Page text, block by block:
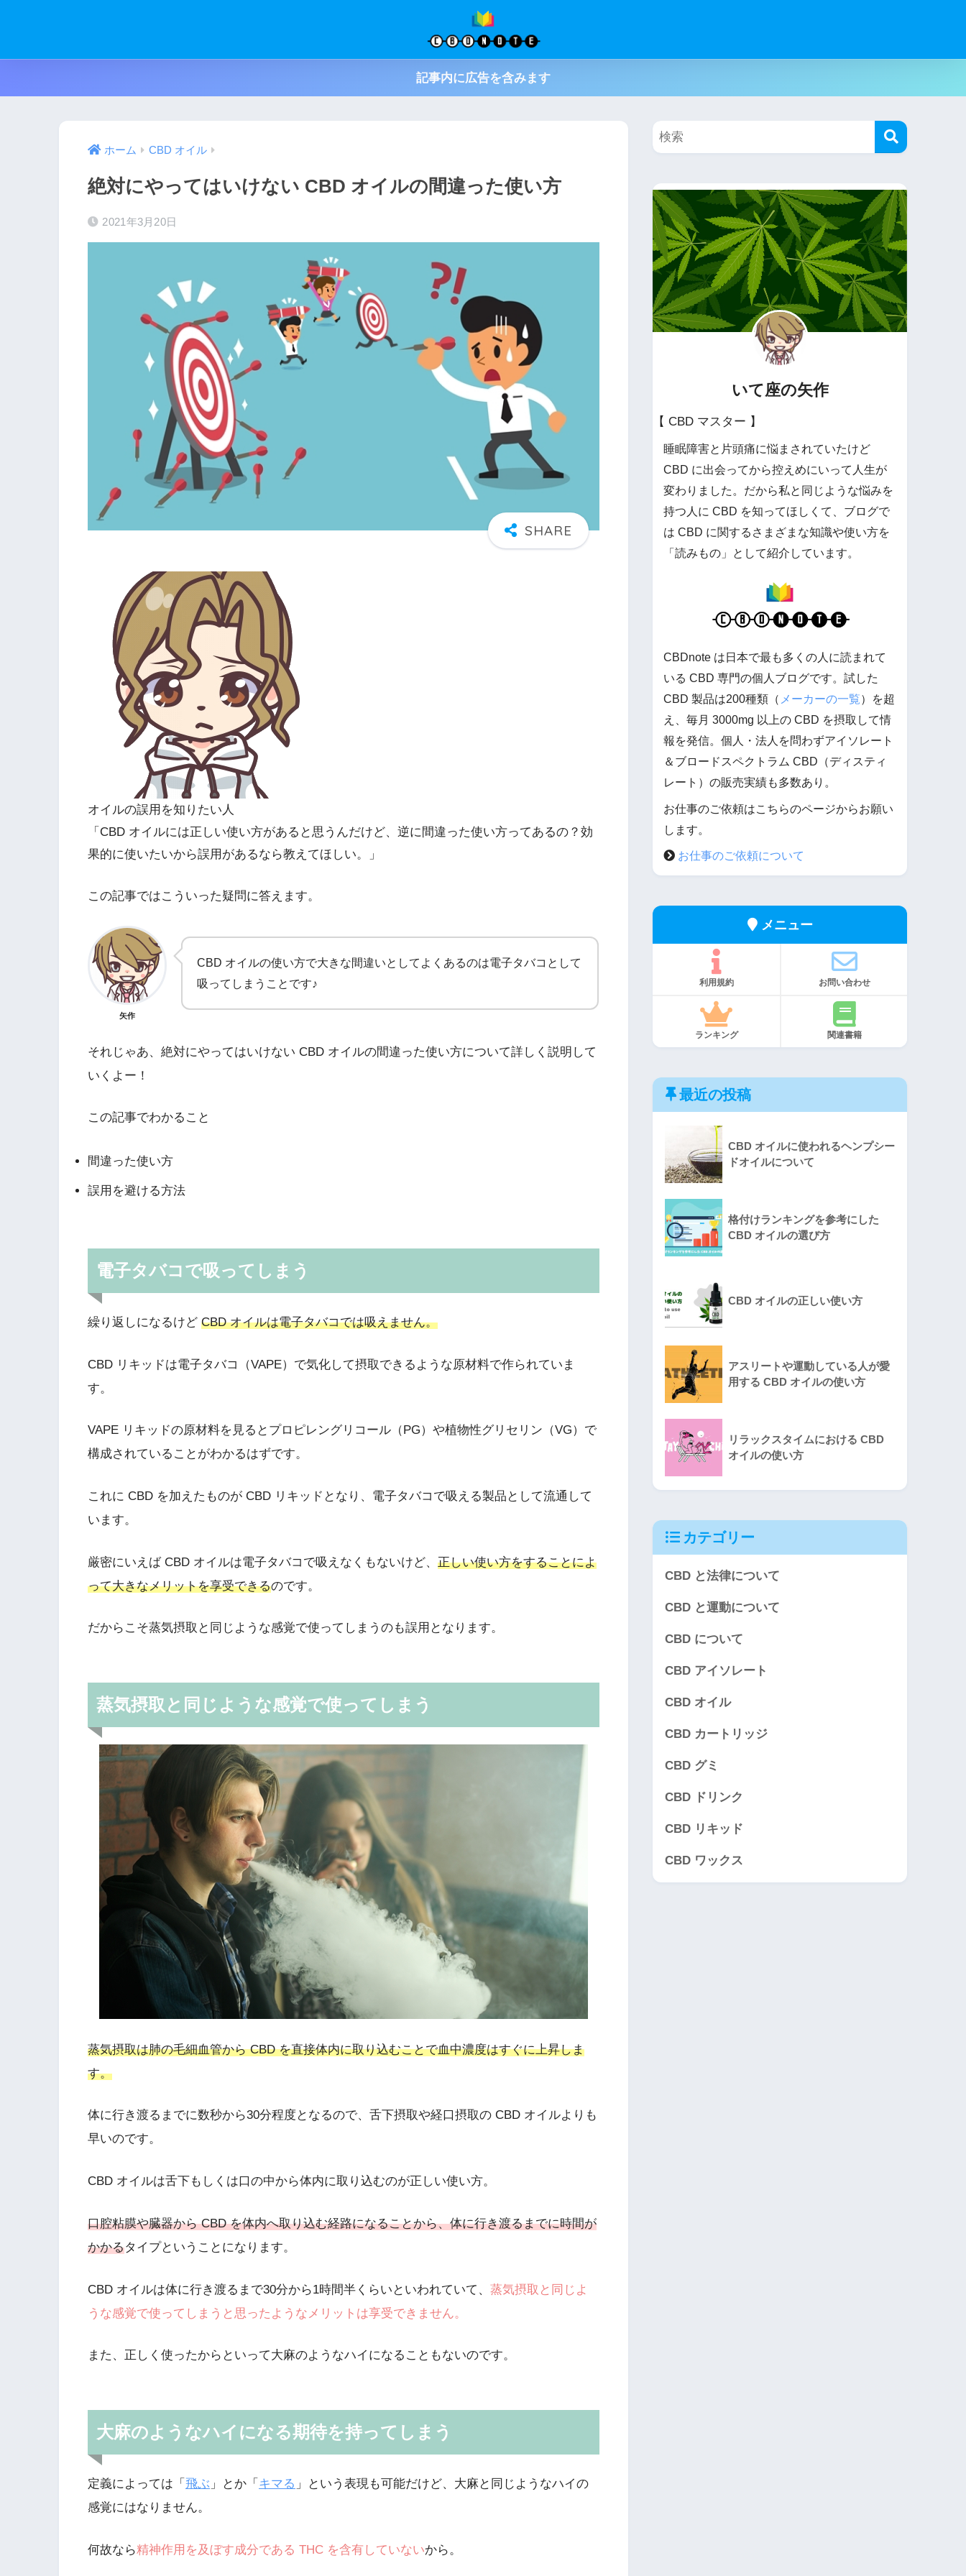
記事内に広告を含みます
ホーム CBD オイル
絶対にやってはいけない CBD オイルの間違った使い方
2021年3月20日
オイルの誤用を知りたい人
「CBD オイルには正しい使い方があると思うんだけど、逆に間違った使い方ってあるの？効
果的に使いたいから誤用があるなら教えてほしい。」
この記事ではこういった疑問に答えます。
矢作
CBD オイルの使い方で大きな間違いとしてよくあるのは電子タバコとして
吸ってしまうことです♪
それじゃあ、絶対にやってはいけない CBD オイルの間違った使い方について詳しく説明して
いくよー！
この記事でわかること
間違った使い方
誤用を避ける方法
電子タバコで吸ってしまう
繰り返しになるけど CBD オイルは電子タバコでは吸えません。
CBD リキッドは電子タバコ（VAPE）で気化して摂取できるような原材料で作られていま
す。
VAPE リキッドの原材料を見ると プロピレングリコール（PG） や植物性グリセリン（VG） で
構成されていることがわかるはずです。
これに CBD を加えたものが CBD リキッドとなり、電子タバコで吸える製品として流通して
います。
厳密にいえば CBD オイルは電子タバコで吸えなくもないけど、 正しい使い方をすることによ
って大きなメリットを享受できるのです。
だからこそ蒸気摂取と同じような感覚で使ってしまうのも誤用となります。
蒸気摂取と同じような感覚で使ってしまう
蒸気摂取は肺の毛細血管から CBD を直接体内に取り込むことで血中濃度はすぐに上昇しま
す。
体に行き渡るまでに数秒から30分程度 となるので、舌下摂取や経口摂取の CBD オイルよりも
早いのです。
CBD オイルは舌下もしくは口の中から体内に取り込むのが正しい使い方。
口腔粘膜や臓器から CBD を体内へ取り込む経路になることから、体に行き渡るまでに時間が
かかるタイプということになります。
CBD オイルは体に行き渡るまで30分から1時間半くらい といわれていて、 蒸気摂取と同じよ
うな感覚で使ってしまうと思ったようなメリットは享受できません。
また、正しく使ったからといって大麻のようなハイになることもないのです。
大麻のようなハイになる期待を持ってしまう
定義によっては「 飛ぶ 」とか「 キマる 」という表現も可能だけど、大麻と同じようなハイの
感覚にはなりません。
何故なら精神作用を及ぼす成分である THC を含有していないから。
いて座の矢作
【 CBD マスター 】
睡眠障害と片頭痛に悩まされていたけど
CBD に出会ってから控えめにいって人生が
変わりました。だから私と同じような悩みを
持つ人に CBD を知ってほしくて、ブログで
は CBD に関するさまざまな知識や使い方を
「読みもの」として紹介しています。
CBDnote は日本で最も多くの人に読まれて
いる CBD 専門の個人ブログです。試した
CBD 製品は200種類（ メーカーの一覧）を超
え、毎月 3000mg 以上の CBD を摂取して情
報を発信。個人・法人を問わずアイソレート
＆ブロードスペクトラム CBD（ディスティ
レート）の販売実績も多数あり。
お仕事のご依頼はこちらのページからお願い
します。
お仕事のご依頼について
メニュー
利用規約 お問い合わせ
ランキング 関連書籍
最近の投稿
CBD オイルに使われるヘンプシー
ドオイルについて
格付けランキングを参考にした
CBD オイルの選び方
CBD オイルの正しい使い方
アスリートや運動している人が愛
用する CBD オイルの使い方
リラックスタイムにおける CBD
オイルの使い方
カテゴリー
CBD と法律について
CBD と運動について
CBD について
CBD アイソレート
CBD オイル
CBD カートリッジ
CBD グミ
CBD ドリンク
CBD リキッド
CBD ワックス